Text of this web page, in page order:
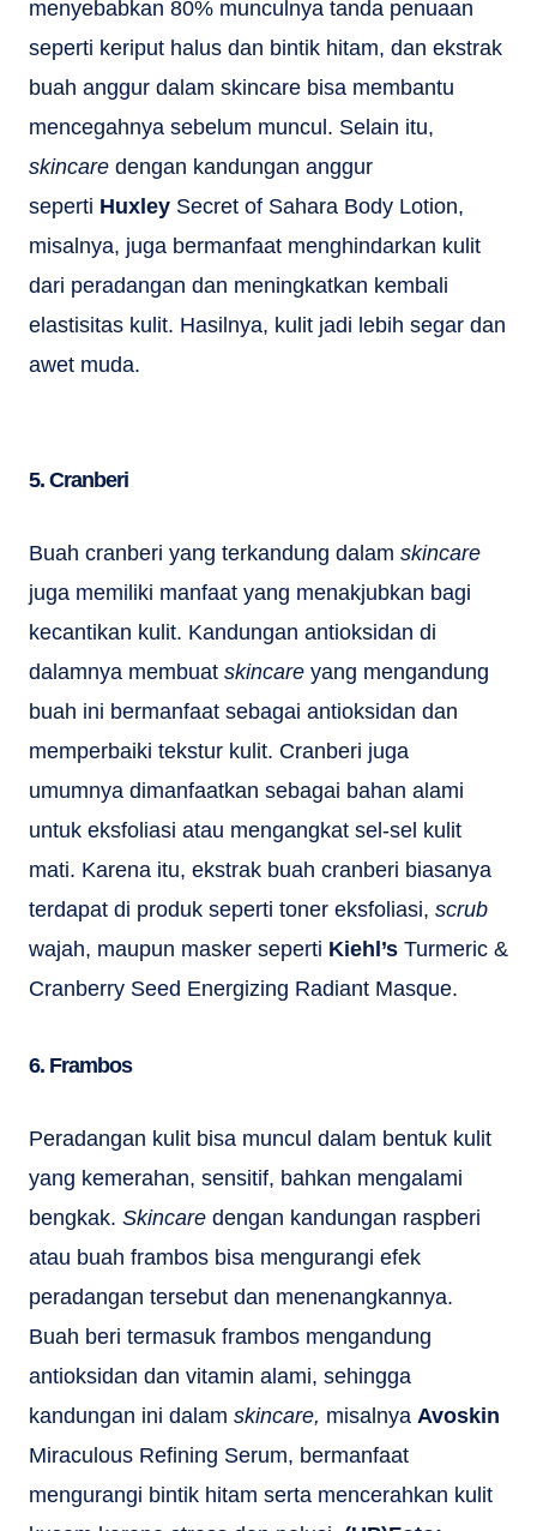
menyebabkan 80% munculnya tanda penuaan
seperti keriput halus dan bintik hitam, dan ekstrak
buah anggur dalam skincare bisa membantu
mencegahnya sebelum muncul. Selain itu,
skincare dengan kandungan anggur
seperti Huxley Secret of Sahara Body Lotion,
misalnya, juga bermanfaat menghindarkan kulit
dari peradangan dan meningkatkan kembali
elastisitas kulit. Hasilnya, kulit jadi lebih segar dan
awet muda.
5. Cranberi
Buah cranberi yang terkandung dalam skincare
juga memiliki manfaat yang menakjubkan bagi
kecantikan kulit. Kandungan antioksidan di
dalamnya membuat skincare yang mengandung
buah ini bermanfaat sebagai antioksidan dan
memperbaiki tekstur kulit. Cranberi juga
umumnya dimanfaatkan sebagai bahan alami
untuk eksfoliasi atau mengangkat sel-sel kulit
mati. Karena itu, ekstrak buah cranberi biasanya
terdapat di produk seperti toner eksfoliasi, scrub
wajah, maupun masker seperti Kiehl’s Turmeric &
Cranberry Seed Energizing Radiant Masque.
6. Frambos
Peradangan kulit bisa muncul dalam bentuk kulit
yang kemerahan, sensitif, bahkan mengalami
bengkak. Skincare dengan kandungan raspberi
atau buah frambos bisa mengurangi efek
peradangan tersebut dan menenangkannya.
Buah beri termasuk frambos mengandung
antioksidan dan vitamin alami, sehingga
kandungan ini dalam skincare, misalnya Avoskin
Miraculous Refining Serum, bermanfaat
mengurangi bintik hitam serta mencerahkan kulit